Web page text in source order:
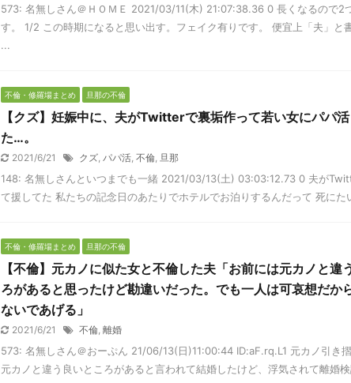
573: 名無しさん＠ＨＯＭＥ 2021/03/11(木) 21:07:38.36 0 長くなるので2
す。 1/2 この時期になると思い出す。フェイク有りです。 便宜上「夫」と
...
不倫・修羅場まとめ 旦那の不倫
【クズ】妊娠中に、夫がTwitterで裏垢作って若い女にパパ
た…。
2021/6/21 クズ, パパ活, 不倫, 旦那
148: 名無しさんといつまでも一緒 2021/03/13(土) 03:03:12.73 0 夫が
て援してた 私たちの記念日のあたりでホテルでお泊りするんだって 死にた
不倫・修羅場まとめ 旦那の不倫
【不倫】元カノに似た女と不倫した夫「お前には元カノと違
ろがあると思ったけど勘違いだった。でも一人は可哀想だか
ないであげる」
2021/6/21 不倫, 離婚
573: 名無しさん＠おーぷん 21/06/13(日)11:00:44 ID:aF.rq.L1 元カノ引き摺
元カノと違う良いところがあると言われて結婚したけど、浮気されて離婚